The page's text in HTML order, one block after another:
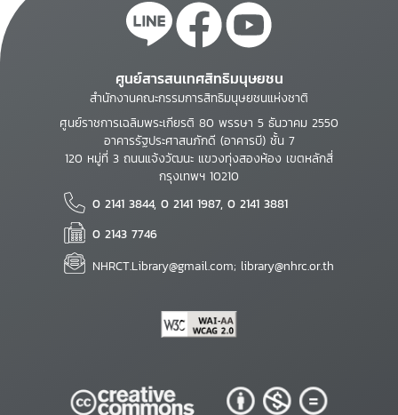
ศูนย์สารสนเทศสิทธิมนุษยชน
สำนักงานคณะกรรมการสิทธิมนุษยชนแห่งชาติ
ศูนย์ราชการเฉลิมพระเกียรติ 80 พรรษา 5 ธันวาคม 2550
อาคารรัฐประศาสนภักดี (อาคารบี) ชั้น 7
120 หมู่ที่ 3 ถนนแจ้งวัฒนะ แขวงทุ่งสองห้อง เขตหลักสี่
กรุงเทพฯ 10210
0 2141 3844, 0 2141 1987, 0 2141 3881
0 2143 7746
NHRCT.Library@gmail.com; library@nhrc.or.th